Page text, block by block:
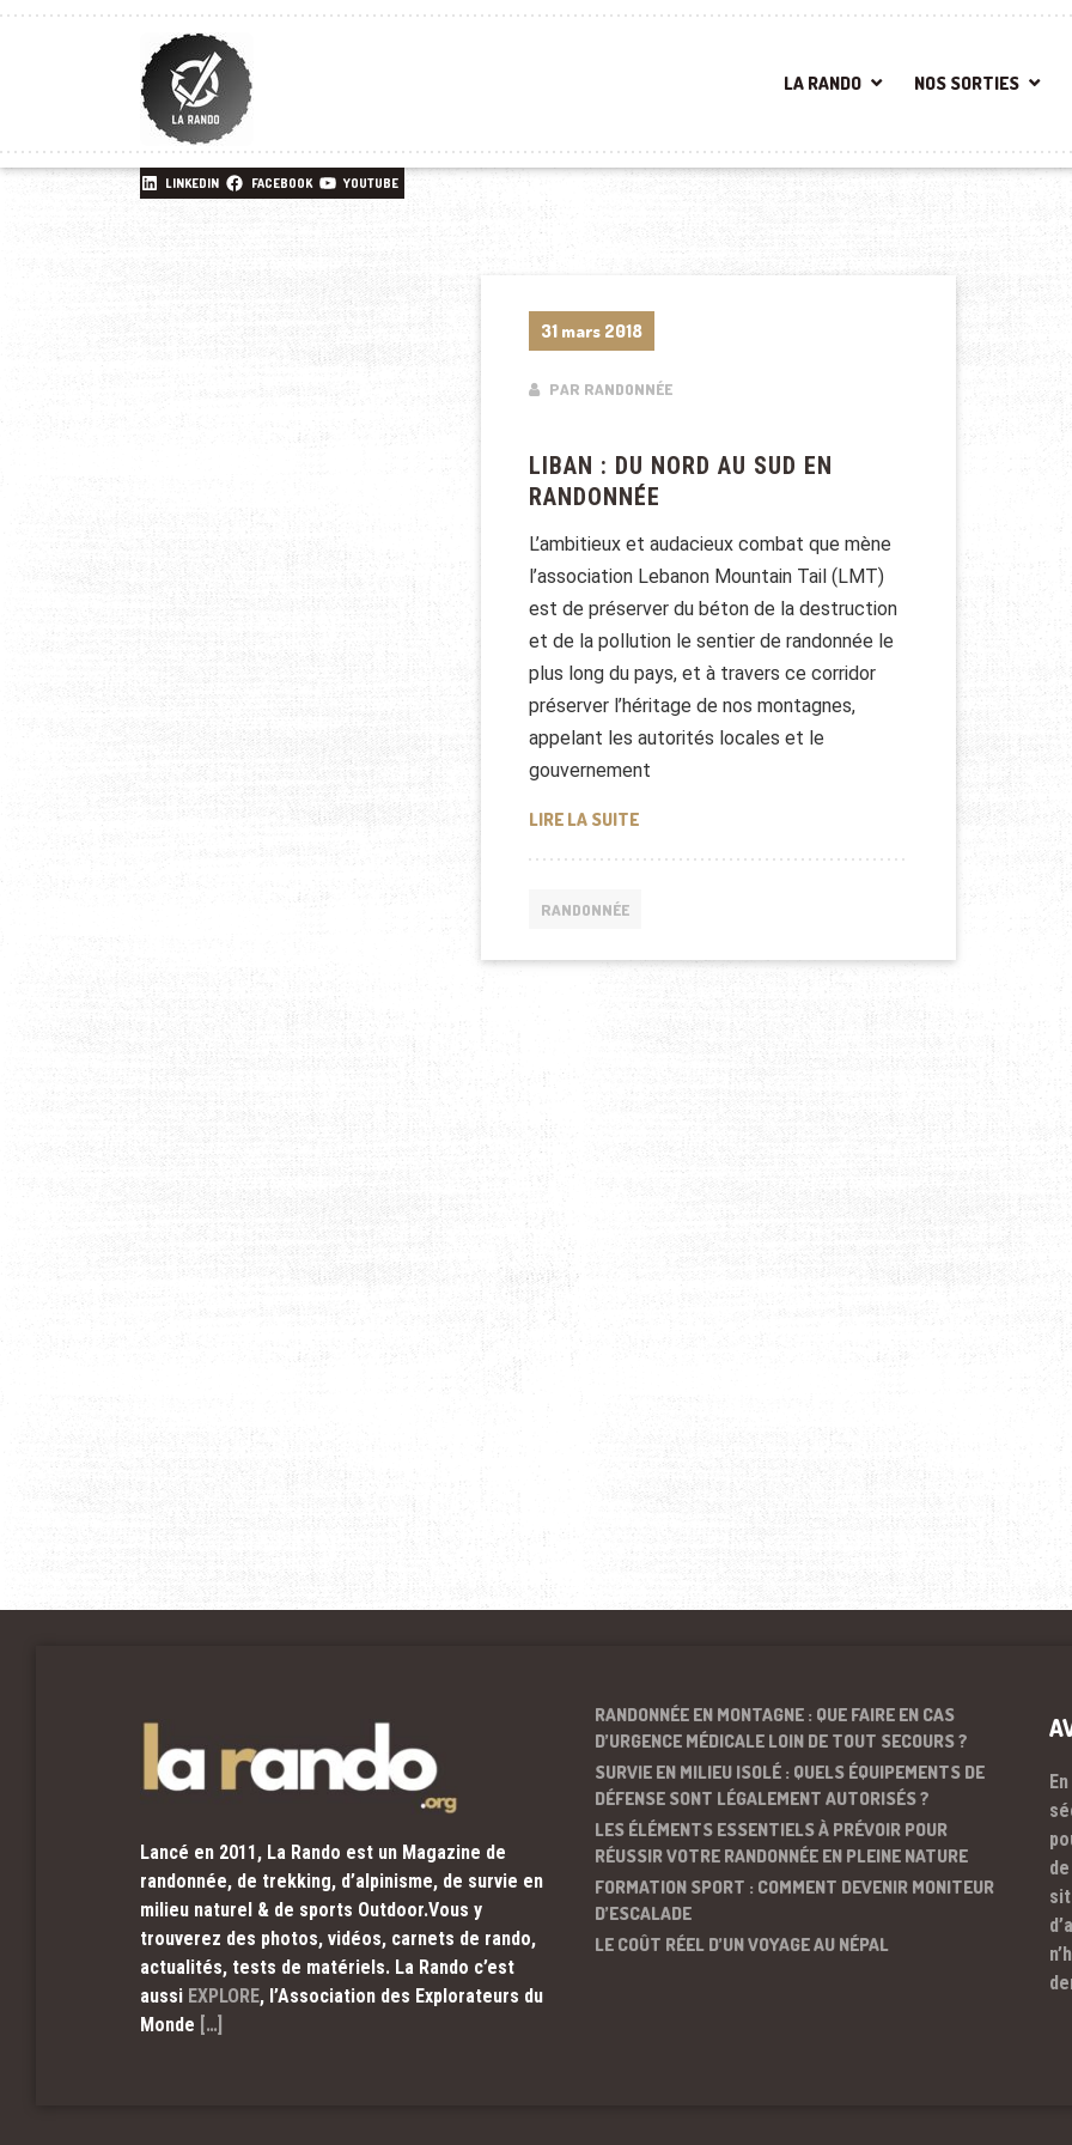
LA RANDO NOS SORTIES
LINKEDIN FACEBOOK YOUTUBE
31 mars 2018
PAR RANDONNÉE
LIBAN : DU NORD AU SUD EN
RANDONNÉE
L’ambitieux et audacieux combat que mène
l’association Lebanon Mountain Tail (LMT)
est de préserver du béton de la destruction
et de la pollution le sentier de randonnée le
plus long du pays, et à travers ce corridor
préserver l’héritage de nos montagnes,
appelant les autorités locales et le
gouvernement
LIRE LA SUITELIBAN : DU NORD AU SUD EN RANDONNÉE
RANDONNÉE
Lancé en 2011, La Rando est un Magazine de
randonnée, de trekking, d’alpinisme, de survie en
milieu naturel & de sports Outdoor.Vous y
trouverez des photos, vidéos, carnets de rando,
actualités, tests de matériels. La Rando c’est
aussi EXPLORE, l’Association des Explorateurs du
Monde […]
RANDONNÉE EN MONTAGNE : QUE FAIRE EN CAS
D’URGENCE MÉDICALE LOIN DE TOUT SECOURS ?
SURVIE EN MILIEU ISOLÉ : QUELS ÉQUIPEMENTS DE
DÉFENSE SONT LÉGALEMENT AUTORISÉS ?
LES ÉLÉMENTS ESSENTIELS À PRÉVOIR POUR
RÉUSSIR VOTRE RANDONNÉE EN PLEINE NATURE
FORMATION SPORT : COMMENT DEVENIR MONITEUR
D’ESCALADE
LE COÛT RÉEL D’UN VOYAGE AU NÉPAL